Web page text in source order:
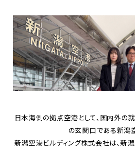
日本海側の拠点空港として、国内外の
の玄関口である新潟
新潟空港ビルディング株式会社は、新